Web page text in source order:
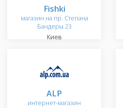
Fishki
магазин на пр. Степана
Бандеры 23
Киев
ALP
интернет-магазин